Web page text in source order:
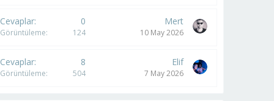
Cevaplar 0
Görüntüleme 124
Mert
10 May 2026
Cevaplar 8
Görüntüleme 504
Elif
7 May 2026